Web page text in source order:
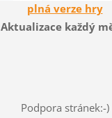
plná verze hry
Aktualizace každý
Podpora stránek:-)